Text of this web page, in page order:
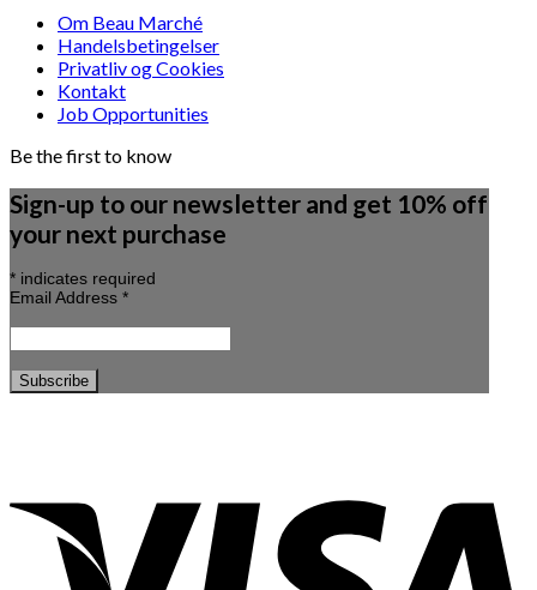
Om Beau Marché
Handelsbetingelser
Privatliv og Cookies
Kontakt
Job Opportunities
Be the first to know
Sign-up to our newsletter and get 10% off
your next purchase
* indicates required
Email Address *